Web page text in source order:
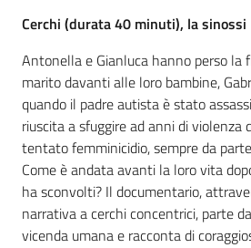
Cerchi (durata 40 minuti), la sinossi
Antonella e Gianluca hanno perso la
marito davanti alle loro bambine,
quando il padre autista è stato
riuscita a sfuggire ad anni di violenza
tentato femminicidio, sempre da
Come è andata avanti la loro vita
ha sconvolti? Il documentario,
narrativa a cerchi concentrici, parte
vicenda umana e racconta di